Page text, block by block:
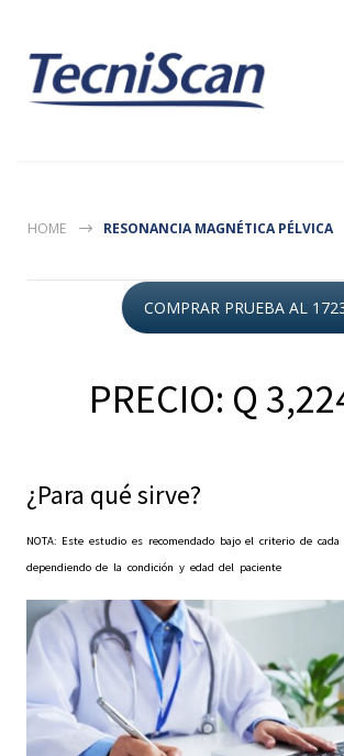
HOME RESONANCIA MAGNÉTICA PÉLVICA
COMPRAR PRUEBA AL
PRECIO: Q
¿Para qué sirve?
NOTA: Este estudio es recomendado bajo el criterio de cada
dependiendo de la condición y edad del paciente